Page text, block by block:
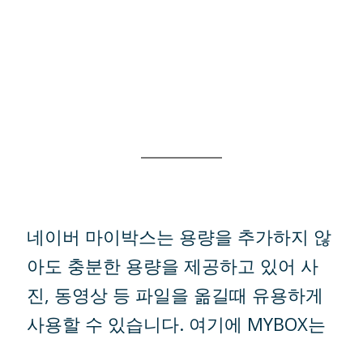
네이버 마이박스는 용량을 추가하지 않
아도 충분한 용량을 제공하고 있어 사
진, 동영상 등 파일을 옮길때 유용하게
사용할 수 있습니다. 여기에 MYBOX는